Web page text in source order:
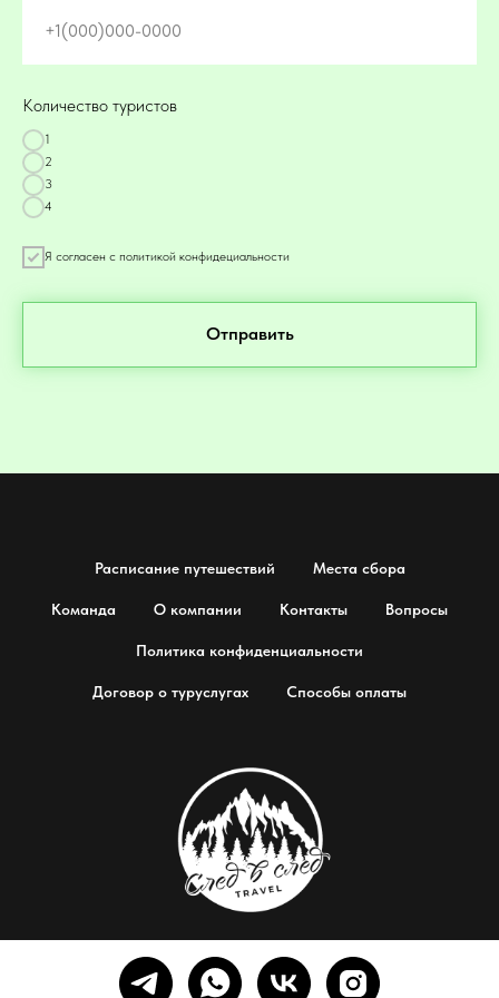
+1(000)000-0000
Количество туристов
1
2
3
4
Я согласен с политикой конфидециальности
Отправить
Расписание путешествий Места сбора
Команда О компании Контакты Вопросы
Политика конфиденциальности
Договор о туруслугах Способы оплаты